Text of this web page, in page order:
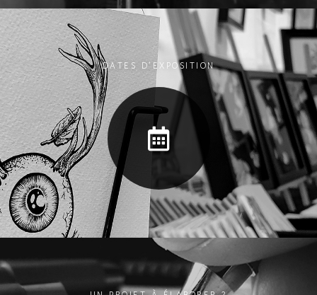
DATES D’EXPOSITION